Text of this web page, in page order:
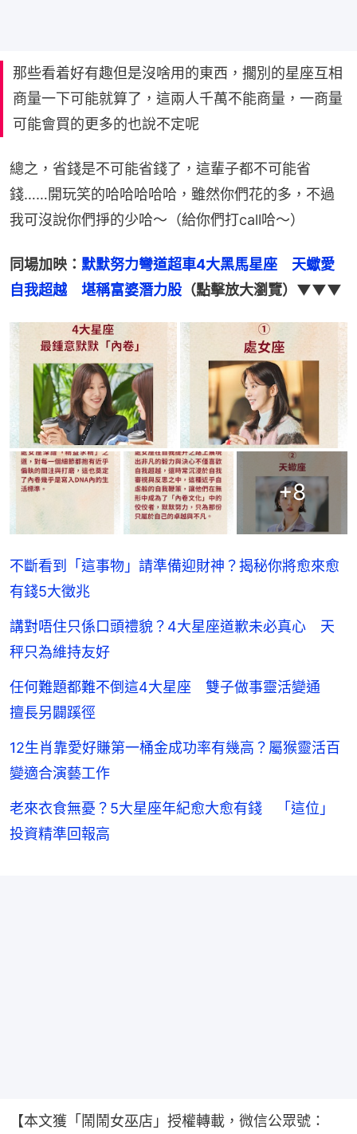
那些看着好有趣但是沒啥用的東西，擱別的星座互相
商量一下可能就算了，這兩人千萬不能商量，一商量
可能會買的更多的也說不定呢
總之，省錢是不可能省錢了，這輩子都不可能省
錢……開玩笑的哈哈哈哈哈，雖然你們花的多，不過
我可沒說你們掙的少哈～（給你們打call哈～）
同場加映： 默默努力彎道超車4大黑馬星座　天蠍愛
自我超越　堪稱富婆潛力股 （點擊放大瀏覽）▼▼▼
+8
不斷看到「這事物」請準備迎財神？揭秘你將愈來愈
有錢5大徵兆
講對唔住只係口頭禮貌？4大星座道歉未必真心 天
秤只為維持友好
任何難題都難不倒這4大星座 雙子做事靈活變通
擅長另闢蹊徑
12生肖靠愛好賺第一桶金成功率有幾高？屬猴靈活百
變適合演藝工作
老來衣食無憂？5大星座年紀愈大愈有錢 「這位」
投資精準回報高
【本文獲「鬧鬧女巫店」授權轉載，微信公眾號：